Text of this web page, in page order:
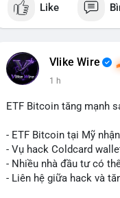
dụng giá trị giảm để bù
- Cơ quan quản lý Hồng
- Tòa án Nga công
dân sự.
- Trump hy vọng ký luật
Ethereum.
lương bằng BTC.
#binancesquare
Like
Vlike Wire
1 h
ETF Bitcoin tăng mạnh
- ETF Bitcoin tại Mỹ
- Vụ hack Coldcard
- Nhiều nhà đầu tư có
- Liên hệ giữa hack và